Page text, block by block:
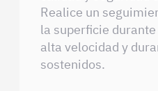
Realice un
la superficie
alta velocidad y
sostenidos.